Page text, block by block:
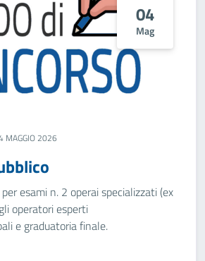
04
Mag
MAGGIO 2026
esami n. 2 operai specializzati (ex
operatori esperti
e graduatoria finale.